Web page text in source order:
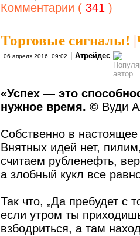
Комментарии ( 341 )
Торговые сигналы! |
06 апреля 2016, 09:02 Атрейдес
«Успех — это
нужное время. © Вуди
Собственно в
Внятных идей нет,
считаем рубленефть,
а злобный кукл все
Так что, „Да пребудет с
если утром ты
взбодриться, а там